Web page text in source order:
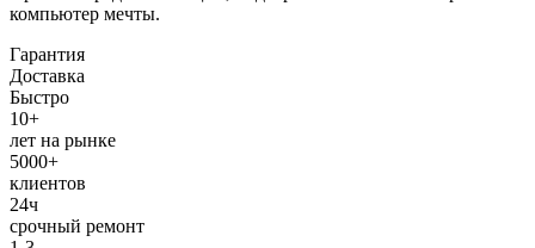
компьютер мечты.
Гарантия
Доставка
Быстро
10+
лет на рынке
5000+
клиентов
24ч
срочный ремонт